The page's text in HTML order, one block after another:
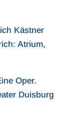
Kästner
Atrium,
Oper.
Duisburg